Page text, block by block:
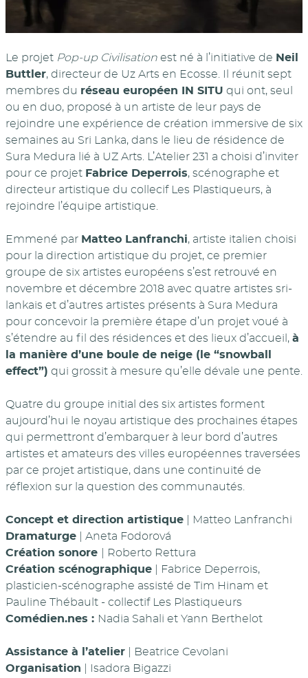
Le projet Pop-up Civilisation est né à l’initiative de Neil
Buttler, directeur de Uz Arts en Ecosse. Il réunit sept
membres du réseau européen IN SITU qui ont, seul
ou en duo, proposé à un artiste de leur pays de
rejoindre une expérience de création immersive de six
semaines au Sri Lanka, dans le lieu de résidence de
Sura Medura lié à UZ Arts. L’Atelier 231 a choisi d’inviter
pour ce projet Fabrice Deperrois, scénographe et
directeur artistique du collecif Les Plastiqueurs, à
rejoindre l’équipe artistique.
Emmené par Matteo Lanfranchi, artiste italien choisi
pour la direction artistique du projet, ce premier
groupe de six artistes européens s’est retrouvé en
novembre et décembre 2018 avec quatre artistes sri-
lankais et d’autres artistes présents à Sura Medura
pour concevoir la première étape d’un projet voué à
s’étendre au fil des résidences et des lieux d’accueil, à
la manière d’une boule de neige (le “snowball
effect”) qui grossit à mesure qu’elle dévale une pente.
Quatre du groupe initial des six artistes forment
aujourd’hui le noyau artistique des prochaines étapes
qui permettront d’embarquer à leur bord d’autres
artistes et amateurs des villes européennes traversées
par ce projet artistique, dans une continuité de
réflexion sur la question des communautés.
Concept et direction artistique | Matteo Lanfranchi
Dramaturge | Aneta Fodorová
Création sonore
| Roberto Rettura
Création scénographique | Fabrice Deperrois,
plasticien-scénographe assisté de Tim Hinam et
Pauline Thébault - collectif Les Plastiqueurs
Comédien.nes : Nadia Sahali et Yann Berthelot
Assistance à l’atelier | Beatrice Cevolani
Organisation | Isadora Bigazzi